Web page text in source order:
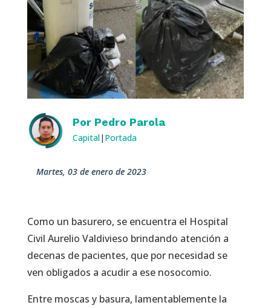
Por Pedro Parola
Capital| Portada
martes, 03 de enero de 2023
Como un basurero, se encuentra el Hospital
Civil Aurelio Valdivieso brindando atención a
decenas de pacientes, que por necesidad se
ven obligados a acudir a ese nosocomio.
Entre moscas y basura, lamentablemente la